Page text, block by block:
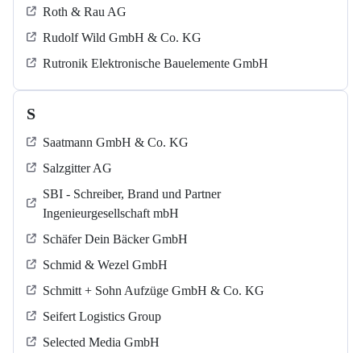
Roth & Rau AG
Rudolf Wild GmbH & Co. KG
Rutronik Elektronische Bauelemente GmbH
S
Saatmann GmbH & Co. KG
Salzgitter AG
SBI - Schreiber, Brand und Partner
Ingenieurgesellschaft mbH
Schäfer Dein Bäcker GmbH
Schmid & Wezel GmbH
Schmitt + Sohn Aufzüge GmbH & Co. KG
Seifert Logistics Group
Selected Media GmbH